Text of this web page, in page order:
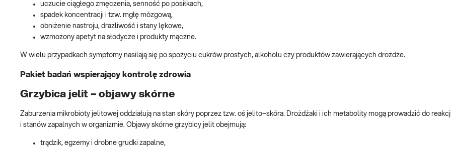
uczucie ciągłego zmęczenia, senność po posiłkach,
spadek koncentracji i tzw. mgłę mózgową,
obniżenie nastroju, drażliwość i stany lękowe,
wzmożony apetyt na słodycze i produkty mączne.
W wielu przypadkach symptomy nasilają się po spożyciu cukrów prostych, alkoholu czy produktów zawierających drożdże.
Pakiet badań wspierający kontrolę zdrowia
Grzybica jelit – objawy skórne
Zaburzenia mikrobioty jelitowej oddziałują na stan skóry poprzez tzw. oś jelito–skóra. Drożdżaki i ich metabolity mogą prowadzić do
i stanów zapalnych w organizmie. Objawy skórne grzybicy jelit obejmują:
trądzik, egzemy i drobne grudki zapalne,